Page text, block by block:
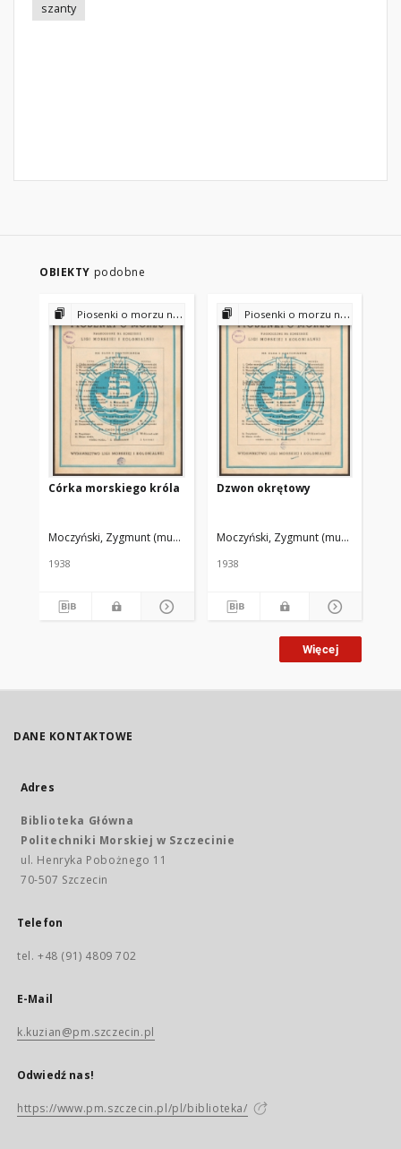
szanty
OBIEKTY podobne
Piosenki o morzu nagrodzone na konkursie Ligi Morskiej i Kolonialnej
Córka morskiego króla
Moczyński, Zygmunt (muzyka) Makuszyński, Kornel (słowa)
1938
Piosenki o morzu nagrodzone na konkursie Ligi Morskiej i Kolonialnej
Dzwon okrętowy
Moczyński, Zygmunt (muzyka)
1938
Więcej
DANE KONTAKTOWE
Adres
Biblioteka Główna
Politechniki Morskiej w Szczecinie
ul. Henryka Pobożnego 11
70-507 Szczecin
Telefon
tel. +48 (91) 4809 702
E-Mail
k.kuzian@pm.szczecin.pl
Odwiedź nas!
https://www.pm.szczecin.pl/pl/biblioteka/